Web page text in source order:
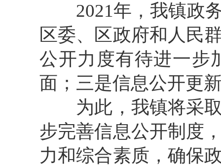
2021年，我镇政
区委、区政府和人民
公开力度有待进一步
面；三是信息公开更
为此，我镇将采
步完善信息公开制度
力和综合素质，确保